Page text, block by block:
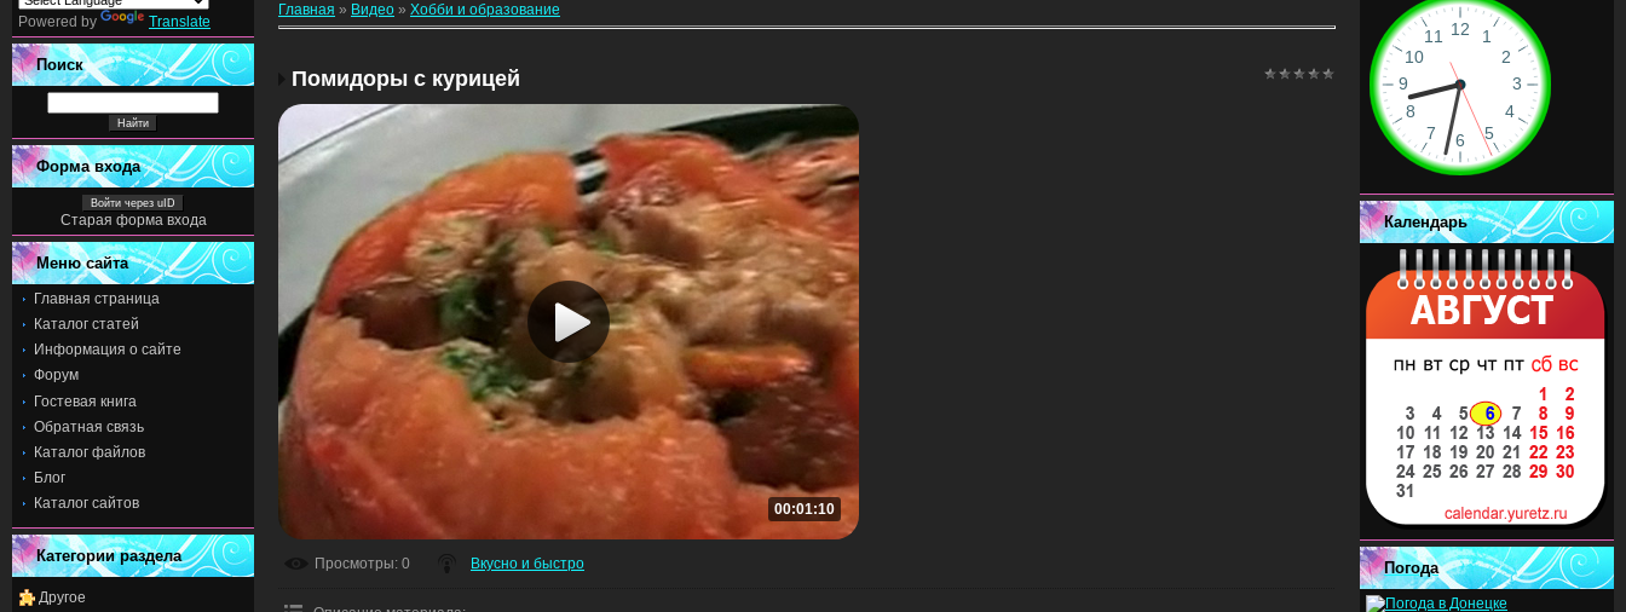
Powered by Translate
Поиск
Форма входа
Войти через uID
Старая форма входа
Меню сайта
Главная страница
Каталог статей
Информация о сайте
Форум
Гостевая книга
Обратная связь
Каталог файлов
Блог
Каталог сайтов
Категории раздела
Другое
Главная » Видео » Хобби и образование
Помидоры с курицей
00:01:10
Просмотры: 0 Вкусно и быстро
Календарь
Погода